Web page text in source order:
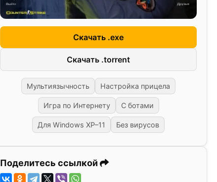
Скачать .exe
Скачать .torrent
Мультиязычность Настройка прицела
Игра по Интернету С ботами
Для Windows XP–11 Без вирусов
Поделитесь ссылкой